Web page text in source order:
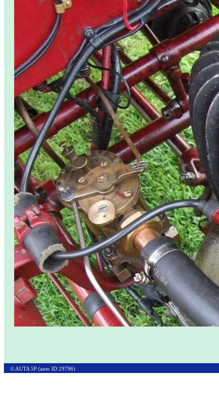
© AUTA 5P (auto ID 29796)